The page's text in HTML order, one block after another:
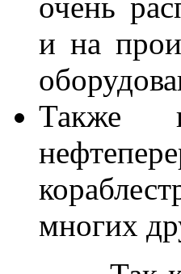
и на
Также
многих